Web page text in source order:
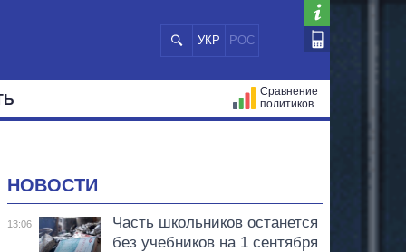
УКР РОС
Сравнение
политиков
НОВОСТИ
13:06
Часть школьников останется
без учебников на 1 сентября